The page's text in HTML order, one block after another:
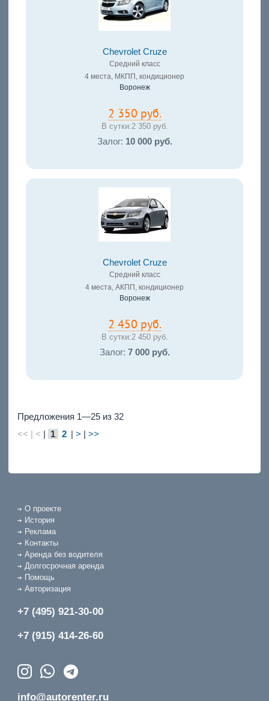
Chevrolet Cruze
Средний класс
4 места, МКПП, кондиционер
Воронеж
2 350 руб.
В сутки:2 350 руб.
Залог: 10 000 руб.
Chevrolet Cruze
Средний класс
4 места, АКПП, кондиционер
Воронеж
2 450 руб.
В сутки:2 450 руб.
Залог: 7 000 руб.
Предложения 1—25 из 32
<< | < | 1 2 | > | >>
О проекте
История
Реклама
Контакты
Аренда без водителя
Долгосрочная аренда
Помощь
Авторизация
+7 (495) 921-30-00
+7 (915) 414-26-60
info@autorenter.ru